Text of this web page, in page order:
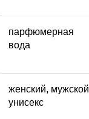
парфюмерная
вода
женский, мужской
унисекс